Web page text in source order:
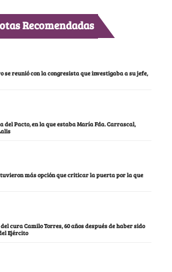
Recomendadas
se reunió con la congresista que investigaba a su jefe,
del Pacto, en la que estaba María Fda. Carrascal,
tuvieron más opción que criticar la puerta por la que
cura Camilo Torres, 60 años después de haber sido
Ejército